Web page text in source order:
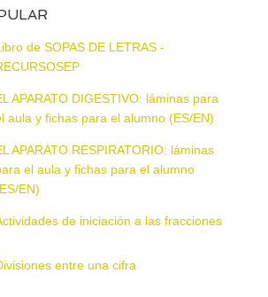
de SOPAS DE LETRAS -
APARATO DIGESTIVO: láminas para
aula y fichas para el alumno (ES/EN)
APARATO RESPIRATORIO: láminas
el aula y fichas para el alumno
EN)
de iniciación a las fracciones
entre una cifra